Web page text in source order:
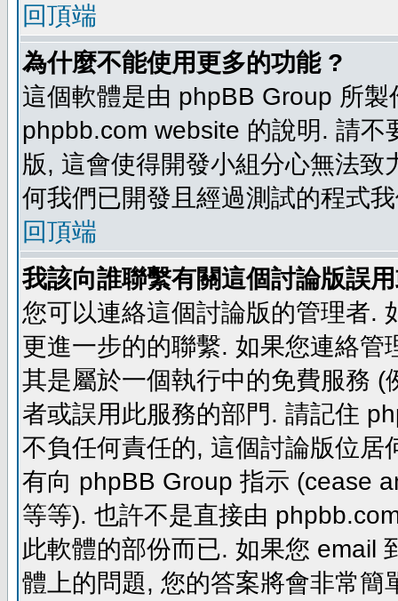
回頂端
為什麼不能使用更多的功能 ?
這個軟體是由 phpBB Group 所
phpbb.com website 的說明. 請
版, 這會使得開發小組分心無法
何我們已開發且經過測試的程式
回頂端
我該向誰聯繫有關這個討論版誤
您可以連絡這個討論版的管理者.
更進一步的的聯繫. 如果您連絡
其是屬於一個執行中的免費服務
者或誤用此服務的部門. 請記住
不負任何責任的, 這個討論版位
有向 phpBB Group 指示 (cease
等等). 也許不是直接由
此軟體的部份而已. 如果您 email
體上的問題, 您的答案將會非常簡